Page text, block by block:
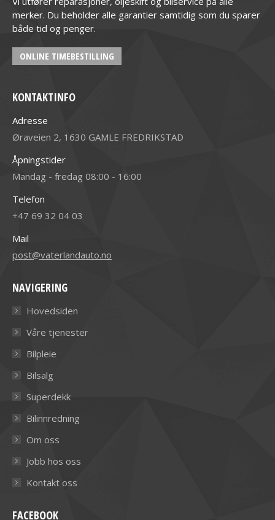
merker. Du beholder alle garantier samtidig som du sparer
både tid og penger.
ONLINE TIMEBESTILLING
KONTAKTINFO
Adresse
Øraveien 2, 1630 GAMLE FREDRIKSTAD
Åpningstider
Mandag - fredag 08:00 - 16:00
Telefon
+47 69 32 04 03
Mail
post@vaterlandauto.no
NAVIGERING
Hovedsiden
Våre tjenester
Bilpleie
Bilsalg
Superdekk
Bilinnredning
Om oss
Jobb hos oss
Kontakt oss
FACEBOOK